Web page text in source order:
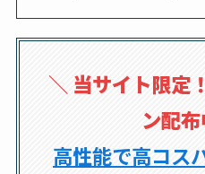
＼ 当サイト限定
ン配布
高性能で高コス